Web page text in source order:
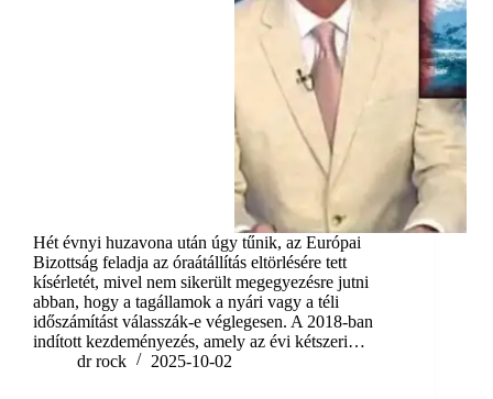
Hét évnyi huzavona után úgy tűnik, az Európai
Bizottság feladja az óraátállítás eltörlésére tett
kísérletét, mivel nem sikerült megegyezésre jutni
abban, hogy a tagállamok a nyári vagy a téli
időszámítást válasszák-e véglegesen. A 2018-ban
indított kezdeményezés, amely az évi kétszeri…
dr rock
2025-10-02